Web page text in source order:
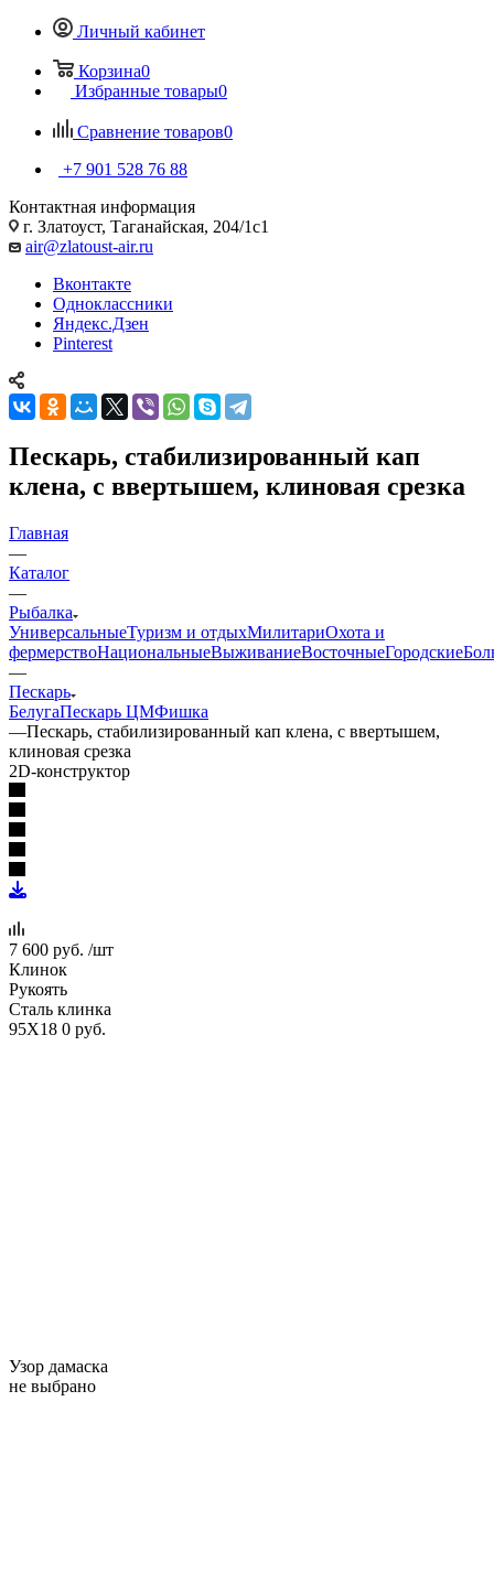
Личный кабинет
Корзина0
Избранные товары0
Сравнение товаров0
+7 901 528 76 88
Контактная информация
г. Златоуст, Таганайская, 204/1с1
air@zlatoust-air.ru
Вконтакте
Одноклассники
Яндекс.Дзен
Pinterest
Пескарь, стабилизированный кап
клена, с ввертышем, клиновая срезка
Главная
—
Каталог
—
Рыбалка
УниверсальныеТуризм и отдыхМилитариОхота и
фермерствоНациональныеВыживаниеВосточныеГородские
—
Пескарь
БелугаПескарь ЦМФишка
—Пескарь, стабилизированный кап клена, с ввертышем,
клиновая срезка
2D-конструктор
7 600 руб. /шт
Клинок
Рукоять
Сталь клинка
95Х18 0 руб.
Узор дамаска
не выбрано